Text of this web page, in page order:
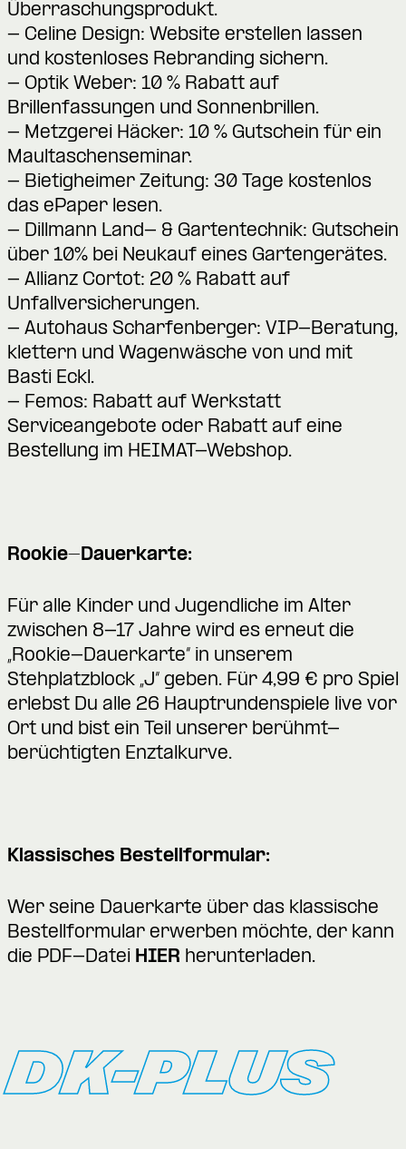
Überraschungsprodukt.
- Celine Design: Website erstellen lassen
und kostenloses Rebranding sichern.
- Optik Weber: 10 % Rabatt auf
Brillenfassungen und Sonnenbrillen.
- Metzgerei Häcker: 10 % Gutschein für ein
Maultaschenseminar.
- Bietigheimer Zeitung: 30 Tage kostenlos
das ePaper lesen.
- Dillmann Land- & Gartentechnik: Gutschein
über 10% bei Neukauf eines Gartengerätes.
- Allianz Cortot: 20 % Rabatt auf
Unfallversicherungen.
- Autohaus Scharfenberger: VIP-Beratung,
klettern und Wagenwäsche von und mit
Basti Eckl.
- Femos: Rabatt auf Werkstatt
Serviceangebote oder Rabatt auf eine
Bestellung im HEIMAT-Webshop.
Rookie-Dauerkarte:
Für alle Kinder und Jugendliche im Alter
zwischen 8-17 Jahre wird es erneut die
„Rookie-Dauerkarte“ in unserem
Stehplatzblock „J“ geben. Für 4,99 € pro Spiel
erlebst Du alle 26 Hauptrundenspiele live vor
Ort und bist ein Teil unserer berühmt-
berüchtigten Enztalkurve.
Klassisches Bestellformular:
Wer seine Dauerkarte über das klassische
Bestellformular erwerben möchte, der kann
die PDF-Datei HIER herunterladen.
DK-PLUS